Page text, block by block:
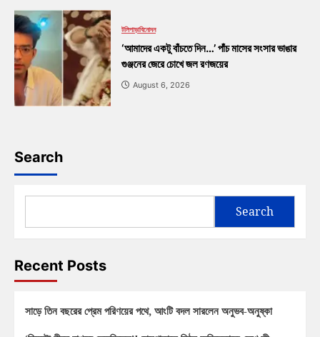
টলিপাড়াবিনোদন
‘আমাদের একটু বাঁচতে দিন…’ পাঁচ মাসের সংসার ভাঙার
গুঞ্জনের জেরে চোখে জল রণজয়ের
August 6, 2026
Search
Search
Recent Posts
সাড়ে তিন বছরের প্রেম পরিণয়ের পথে, আংটি বদল সারলেন অনুভব-অনুষ্কা